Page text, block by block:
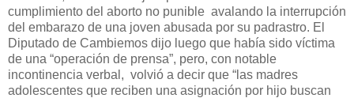
cumplimiento del aborto no punible avalando la interrupción
del embarazo de una joven abusada por su padrastro. El
Diputado de Cambiemos dijo luego que había sido víctima
de una “operación de prensa”, pero, con notable
incontinencia verbal, volvió a decir que “las madres
adolescentes que reciben una asignación por hijo buscan